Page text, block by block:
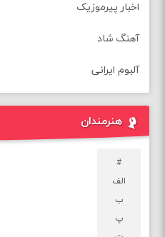
اخبار پیرموزیک
آهنگ شاد
آلبوم ایرانی
هنرمندان
#
الف
ب
پ